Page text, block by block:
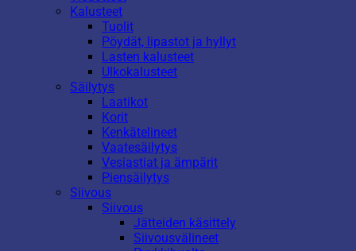
Kalusteet
Tuolit
Pöydät, lipastot ja hyllyt
Lasten kalusteet
Ulkokalusteet
Säilytys
Laatikot
Korit
Kenkätelineet
Vaatesäilytys
Vesiastiat ja ämpärit
Piensäilytys
Siivous
Siivous
Jätteiden käsittely
Siivousvälineet